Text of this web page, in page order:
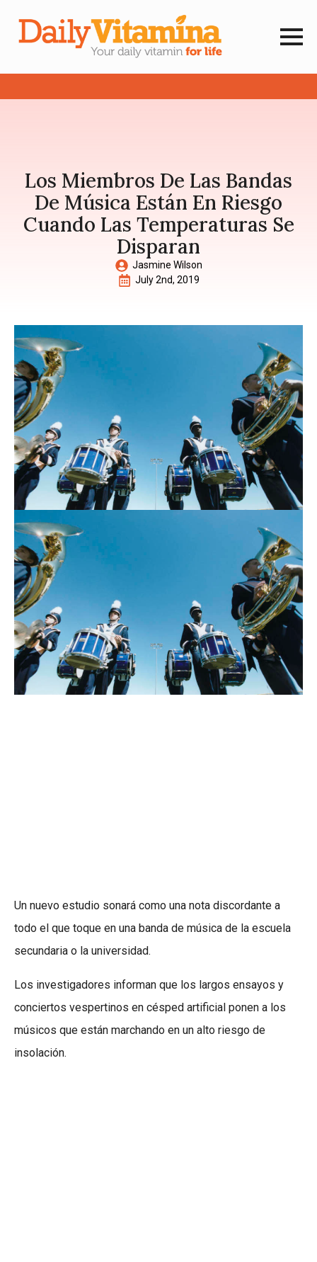
Los Miembros De Las Bandas
De Música Están En Riesgo
Cuando Las Temperaturas Se
Disparan
Jasmine Wilson
July 2nd, 2019
Un nuevo estudio sonará como una nota discordante a
todo el que toque en una banda de música de la escuela
secundaria o la universidad.
Los investigadores informan que los largos ensayos y
conciertos vespertinos en césped artificial ponen a los
músicos que están marchando en un alto riesgo de
insolación.